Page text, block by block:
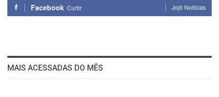
Facebook Curtir Jojô Notícias
MAIS ACESSADAS DO MÊS